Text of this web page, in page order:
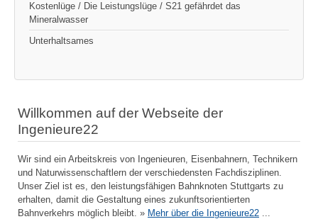
Kostenlüge / Die Leistungslüge / S21 gefährdet das
Mineralwasser
Unterhaltsames
Willkommen auf der Webseite der
Ingenieure22
Wir sind ein Arbeitskreis von Ingenieuren, Eisenbahnern, Technikern
und Naturwissenschaftlern der verschiedensten Fachdisziplinen.
Unser Ziel ist es, den leistungsfähigen Bahnknoten Stuttgarts zu
erhalten, damit die Gestaltung eines zukunftsorientierten
Bahnverkehrs möglich bleibt. » Mehr über die Ingenieure22